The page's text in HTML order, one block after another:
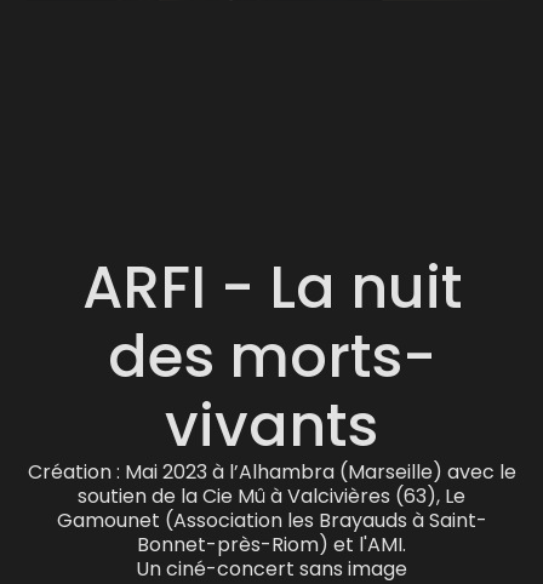
ARFI - La nuit
des morts-
vivants
Création : Mai 2023 à l’Alhambra (Marseille) avec le
soutien de la Cie Mû à Valcivières (63), Le
Gamounet (Association les Brayauds à Saint-
Bonnet-près-Riom) et l'AMI.
Un ciné-concert sans image